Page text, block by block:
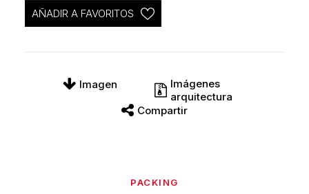
AÑADIR A FAVORITOS
Imagen
Imágenes
arquitectura
Compartir
PACKING